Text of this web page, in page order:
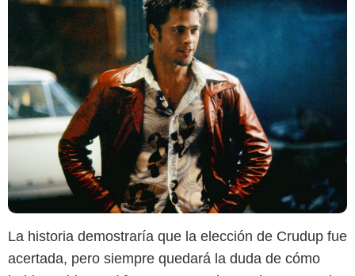
La historia demostraría que la elección de Crudup fue
acertada, pero siempre quedará la duda de cómo